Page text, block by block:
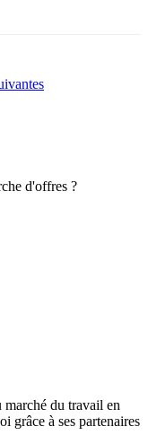
d'offres ?
marché du travail en
grâce à ses partenaires